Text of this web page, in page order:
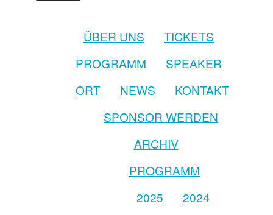
ÜBER UNS
TICKETS
PROGRAMM
SPEAKER
ORT
NEWS
KONTAKT
SPONSOR WERDEN
ARCHIV
PROGRAMM
2025
2024